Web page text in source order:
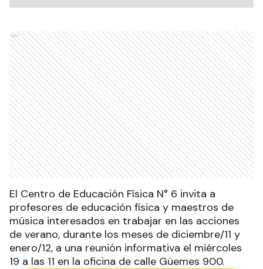
Ads
El Centro de Educación Física N° 6 invita a
profesores de educación física y maestros de
música interesados en trabajar en las acciones
de verano, durante los meses de diciembre/11 y
enero/12, a una reunión informativa el miércoles
19 a las 11 en la oficina de calle Güemes 900.